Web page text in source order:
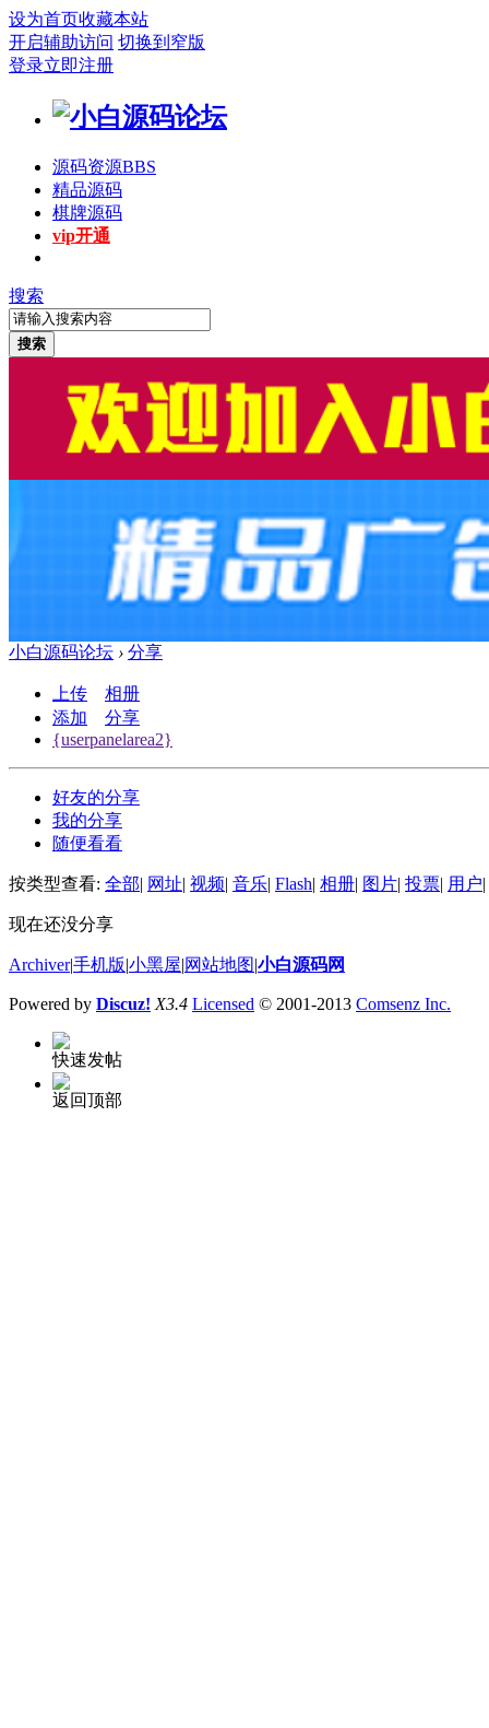
设为首页收藏本站
开启辅助访问 切换到窄版
登录立即注册
源码资源BBS
精品源码
棋牌源码
vip开通
搜索
搜索
小白源码论坛 › 分享
上传
相册
添加
分享
{userpanelarea2}
好友的分享
我的分享
随便看看
按类型查看: 全部 网址 视频 音乐 Flash 相册 图片 投票 用户
现在还没分享
Archiver|手机版 小黑屋 网站地图 小白源码网
Powered by Discuz! X3.4 Licensed © 2001-2013 Comsenz Inc.
快速发帖
返回顶部